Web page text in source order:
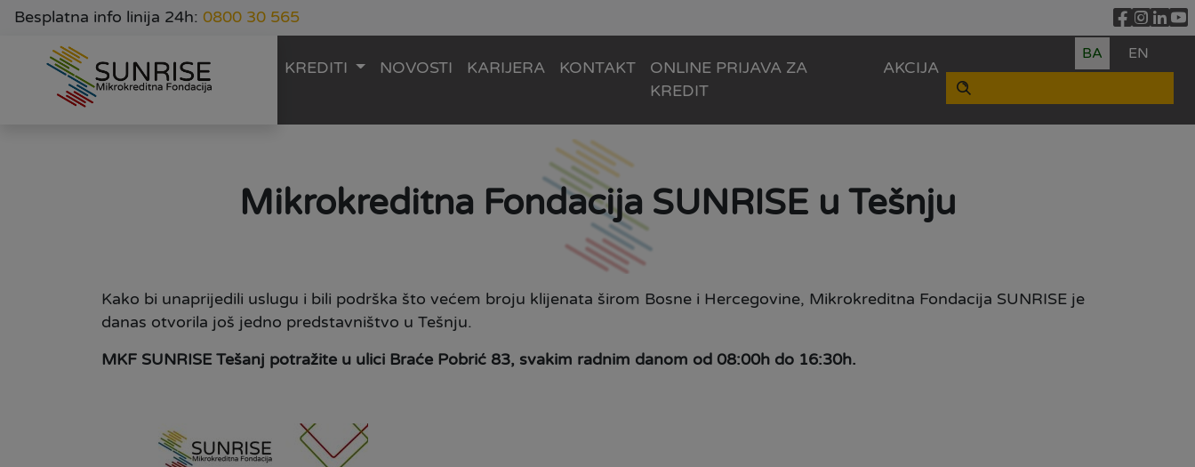
Besplatna info linija 24h: 0800 30 565
KREDITI NOVOSTI KARIJERA KONTAKT
ONLINE PRIJAVA ZA
KREDIT
AKCIJA
BA EN
Mikrokreditna Fondacija SUNRISE u Tešnju
Kako bi unaprijedili uslugu i bili podrška što većem broju klijenata širom Bosne i Hercegovine, Mikrokreditna Fondacija SUNRISE je
danas otvorila još jedno predstavništvo u Tešnju.
MKF SUNRISE Tešanj potražite u ulici Braće Pobrić 83, svakim radnim danom od 08:00h do 16:30h.